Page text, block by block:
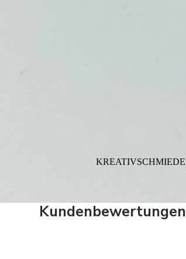
KREATIVSCHMIEDE
Kundenbewertungen